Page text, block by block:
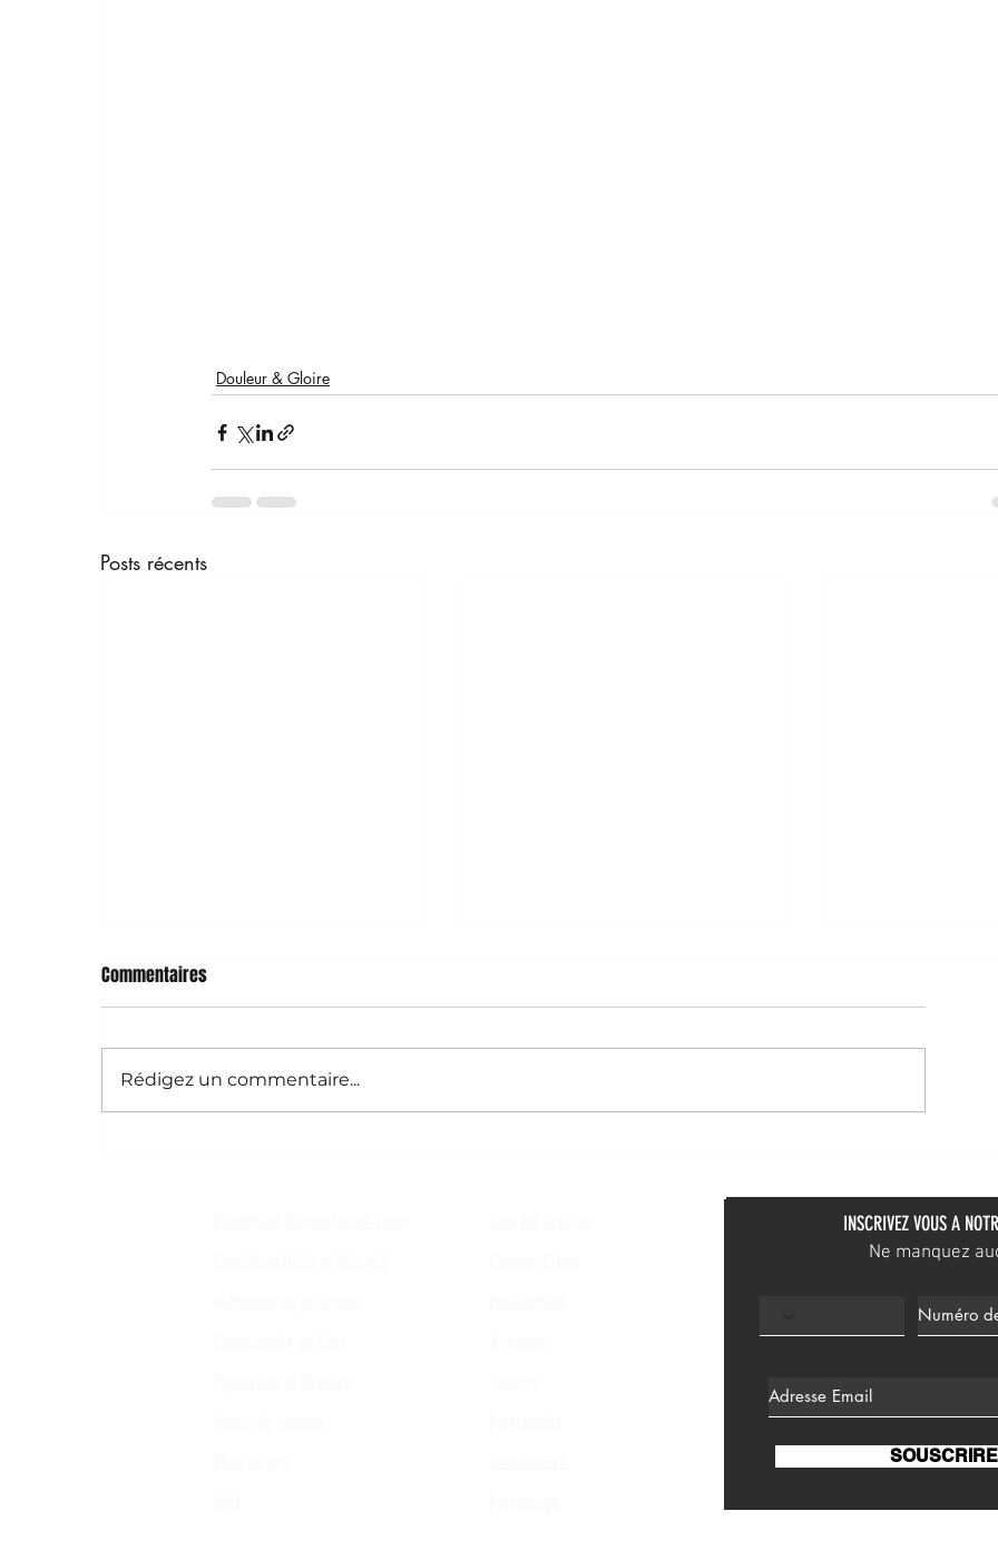
Douleur & Gloire
Posts récents
Commentaires
Rédigez un commentaire...
INSCRIVEZ VOUS A
Ne manquez